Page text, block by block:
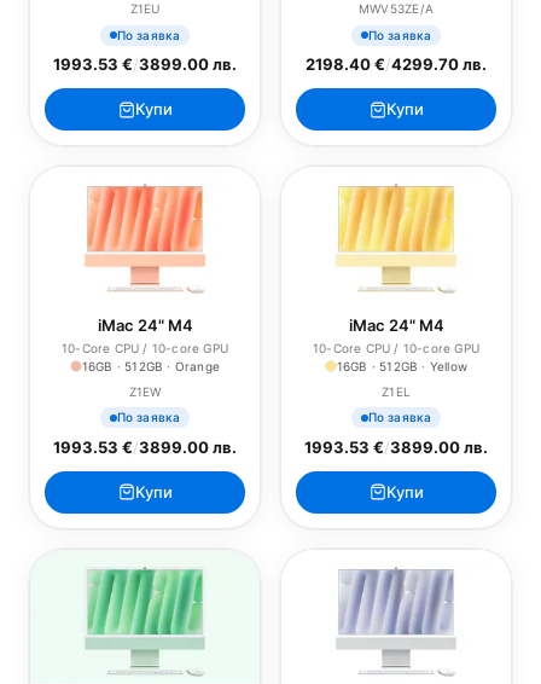
Z1EU
По заявка
1993.53 €/3899.00 лв.
Купи
MWV53ZE/A
По заявка
2198.40 €/4299.70 лв.
Купи
iMac 24" M4
10-Core CPU / 10-core GPU
16GB · 512GB · Orange
Z1EW
По заявка
1993.53 €/3899.00 лв.
Купи
iMac 24" M4
10-Core CPU / 10-core GPU
16GB · 512GB · Yellow
Z1EL
По заявка
1993.53 €/3899.00 лв.
Купи